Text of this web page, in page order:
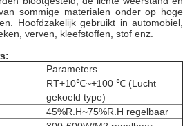
sommige materialen onder op hoge
Hoofdzakelijk gebruikt in automobiel,
verven, kleefstoffen, stof enz.
Parameters
RT+10℃~+100 ℃ (Lucht
gekoeld type)
45%R.H~75%R.H regelbaar